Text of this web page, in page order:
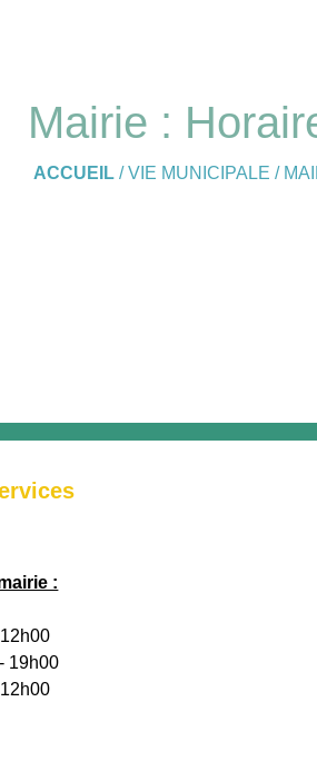
Mairie :
ACCUEIL/VIE MUNICIPALE /
: